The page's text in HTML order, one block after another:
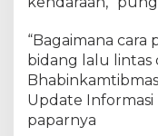
“Bagaimana cara
bidang lalu lintas
Update Informasi
paparnya